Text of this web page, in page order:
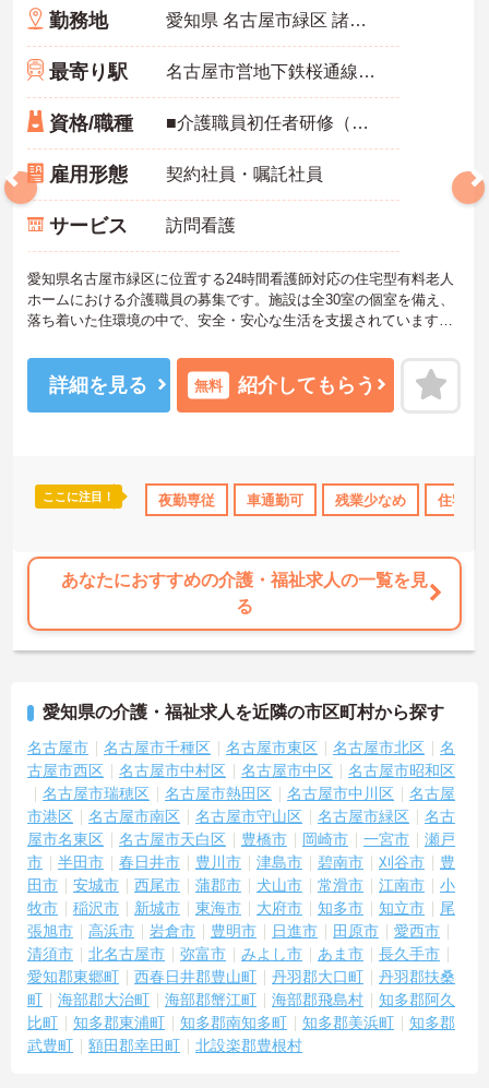
託児所・育児補助 年間休日110日以上 資格取得サポート
勤務地 愛知県 名古屋市緑区 諸の木2-2501
最寄り駅 名古屋市営地下鉄桜通線「徳重駅」バス・車8分
資格/職種 ■介護職員初任者研修（ヘルパー2級）以上：いずれか必須 ■実務経験：必須
雇用形態 契約社員・嘱託社員
サービス 訪問看護
愛知県名古屋市緑区に位置する24時間看護師対応の住宅型有料老人
ホームにおける介護職員の募集です。施設は全30室の個室を備え、
落ち着いた住環境の中で、安全・安心な生活を支援されています。
にも対応されています。
夜勤専従としての介護業務を行っていただきます。福利厚生が充実
しており、安心して長くご勤務いただける環境です。
詳細を見る 無料 紹介してもらう
ここに注目！ 夜勤専従 車通勤可 残業少なめ 住宅手
あなたにおすすめの介護・福祉求人の一覧を見
る
愛知県の介護・福祉求人を近隣の市区町村から探す
名古屋市 名古屋市千種区 名古屋市東区 名古屋市北区
名
古屋市西区
名古屋市中村区 名古屋市中区
名古屋市昭和区
名古屋市瑞穂区
名古屋市熱田区 名古屋市中川区
名古屋
市港区
名古屋市南区 名古屋市守山区 名古屋市緑区
名古
屋市名東区
名古屋市天白区 豊橋市 岡崎市 一宮市
瀬戸
市
半田市 春日井市 豊川市 津島市 碧南市 刈谷市
豊
田市
安城市 西尾市 蒲郡市 犬山市 常滑市 江南市
小
牧市
稲沢市 新城市 東海市 大府市 知多市 知立市
尾
張旭市
高浜市 岩倉市 豊明市 日進市 田原市
愛西市
清須市
北名古屋市 弥富市 みよし市 あま市
長久手市
愛知郡東郷町
西春日井郡豊山町 丹羽郡大口町
丹羽郡扶桑
町
海部郡大治町 海部郡蟹江町 海部郡飛島村
知多郡阿久
比町
知多郡東浦町 知多郡南知多町 知多郡美浜町
知多郡
武豊町
額田郡幸田町 北設楽郡豊根村